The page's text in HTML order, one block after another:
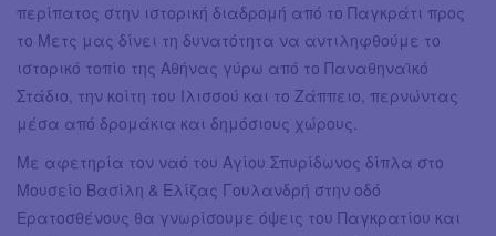
περίπατος στην ιστορική διαδρομή από το Παγκράτι προς
το Μετς μας δίνει τη δυνατότητα να αντιληφθούμε το
ιστορικό τοπίο της Αθήνας γύρω από το Παναθηναϊκό
Στάδιο, την κοίτη του Ιλισσού και το Ζάππειο, περνώντας
μέσα από δρομάκια και δημόσιους χώρους.
Με αφετηρία τον ναό του Αγίου Σπυρίδωνος δίπλα στο
Μουσείο Βασίλη & Ελίζας Γουλανδρή στην οδό
Ερατοσθένους θα γνωρίσουμε όψεις του Παγκρατίου και